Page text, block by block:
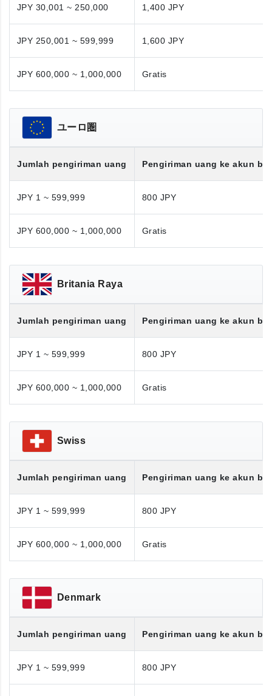
JPY 30,001 ~ 250,000 1,400 JPY
JPY 250,001 ~ 599,999 1,600 JPY
JPY 600,000 ~ 1,000,000 Gratis
ユーロ圏
Jumlah pengiriman uang Pengiriman uang ke akun
JPY 1 ~ 599,999 800 JPY
JPY 600,000 ~ 1,000,000 Gratis
Britania Raya
Jumlah pengiriman uang Pengiriman uang ke akun
JPY 1 ~ 599,999 800 JPY
JPY 600,000 ~ 1,000,000 Gratis
Swiss
Jumlah pengiriman uang Pengiriman uang ke akun
JPY 1 ~ 599,999 800 JPY
JPY 600,000 ~ 1,000,000 Gratis
Denmark
Jumlah pengiriman uang Pengiriman uang ke akun
JPY 1 ~ 599,999 800 JPY